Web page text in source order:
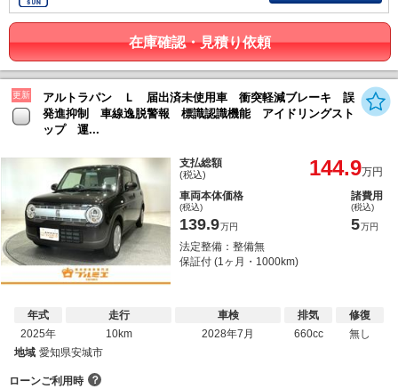
在庫確認・見積り依頼
更新
アルトラパン Ｌ 届出済未使用車 衝突軽減ブレーキ 誤
発進抑制 車線逸脱警報 標識認識機能 アイドリングスト
ップ 運...
支払総額
(税込) 144.9万円
車両本体価格
(税込)
139.9万円
諸費用
(税込)
5万円
法定整備：整備無
保証付 (1ヶ月・1000km)
年式
2025年
走行
10km
車検
2028年7月
排気
660cc
修復
無し
地域 愛知県安城市
ローンご利用時 ？